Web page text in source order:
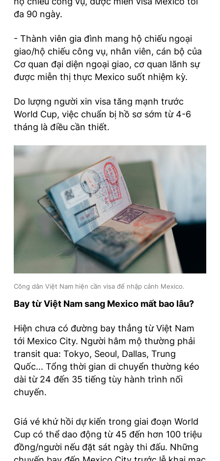
đa 90 ngày.
- Thành viên gia đình mang hộ chiếu ngoại
giao/hộ chiếu công vụ, nhân viên, cán bộ của
Cơ quan đại diện ngoại giao, cơ quan lãnh sự
được miễn thị thực Mexico suốt nhiệm kỳ.
Do lượng người xin visa tăng mạnh trước
World Cup, việc chuẩn bị hồ sơ sớm từ 4-6
tháng là điều cần thiết.
Công dân Việt Nam hiện cần visa để nhập cảnh Mexico.
Bay từ Việt Nam sang Mexico mất bao lâu?
Hiện chưa có đường bay thẳng từ Việt Nam
tới Mexico City. Người hâm mộ thường phải
transit qua: Tokyo, Seoul, Dallas, Trung
Quốc... Tổng thời gian di chuyển thường kéo
dài từ 24 đến 35 tiếng tùy hành trình nối
chuyến.
Giá vé khứ hồi dự kiến trong giai đoạn World
Cup có thể dao động từ 45 đến hơn 100 triệu
đồng/người nếu đặt sát ngày thi đấu. Những